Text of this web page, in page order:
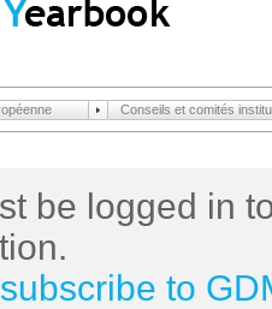
Conseils et comités
be logged in
to